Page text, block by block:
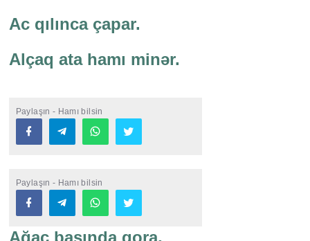
Ac qılınca çapar.
Alçaq ata hamı minər.
Paylaşın - Hamı bilsin
Paylaşın - Hamı bilsin